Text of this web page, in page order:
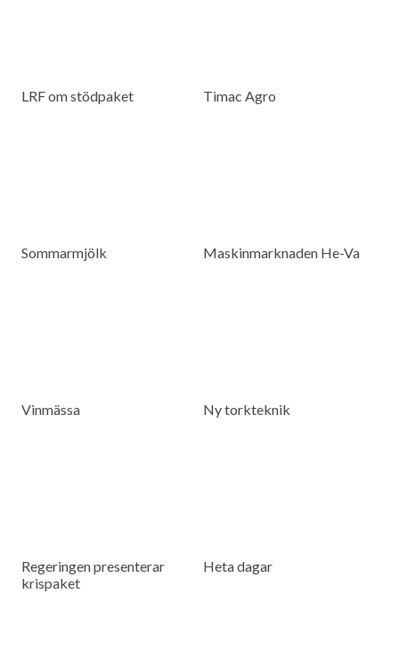
LRF om stödpaket Timac Agro
Sommarmjölk Maskinmarknaden He-Va
Vinmässa Ny torkteknik
Regeringen presenterar
krispaket
Heta dagar